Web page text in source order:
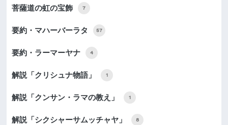
菩薩道の虹の宝飾 7
要約・マハーバーラタ 57
要約・ラーマーヤナ 4
解説「クリシュナ物語」 1
解説「クンサン・ラマの教え」 1
解説「シクシャーサムッチャヤ」 8